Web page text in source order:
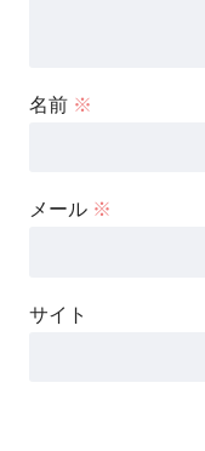
名前 ※
メール ※
サイト